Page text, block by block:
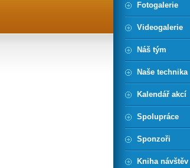
Fotogalerie
Videogalerie
Náš tým
Naše technika
Kalendář akcí
Spolupráce
Sponzoři
Kniha návštěv